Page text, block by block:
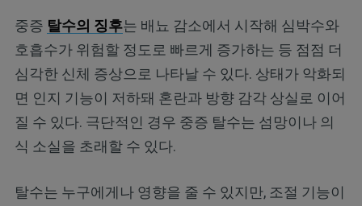
중증 탈수의 징후는 배뇨 감소에서 시작해 심박수와
호흡수가 위험할 정도로 빠르게 증가하는 등 점점 더
심각한 신체 증상으로 나타날 수 있다. 상태가 악화되
면 인지 기능이 저하돼 혼란과 방향 감각 상실로 이어
질 수 있다. 극단적인 경우 중증 탈수는 섬망이나 의
식 소실을 초래할 수 있다.
탈수는 누구에게나 영향을 줄 수 있지만, 조절 기능이